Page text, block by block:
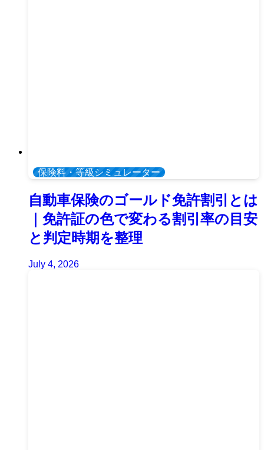
保険料・等級シミュレーター
自動車保険のゴールド免許割引とは
｜免許証の色で変わる割引率の目安
と判定時期を整理
July 4, 2026